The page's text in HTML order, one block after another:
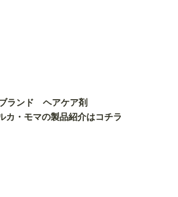
ランド ヘアケア剤
カ・モマの製品紹介はコチラ